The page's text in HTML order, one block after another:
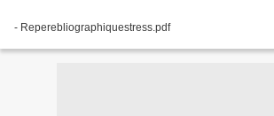
- Reperebliographiquestress.pdf